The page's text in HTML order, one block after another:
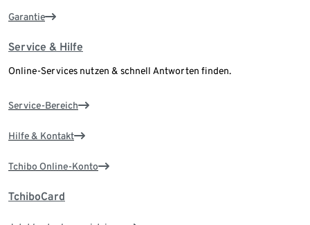
Garantie
Service & Hilfe
Online-Services nutzen & schnell Antworten finden.
Service-Bereich
Hilfe & Kontakt
Tchibo Online-Konto
TchiboCard